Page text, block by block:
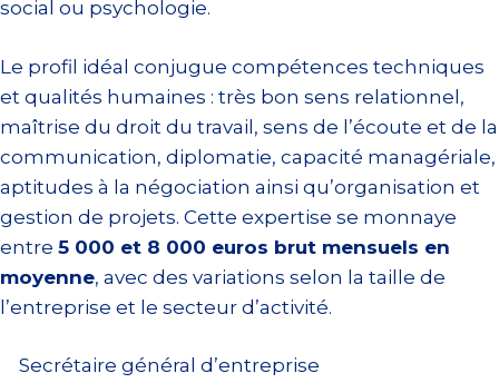
social ou psychologie.
Le profil idéal conjugue compétences techniques
et qualités humaines : très bon sens relationnel,
maîtrise du droit du travail, sens de l’écoute et de la
communication, diplomatie, capacité managériale,
aptitudes à la négociation ainsi qu’organisation et
gestion de projets. Cette expertise se monnaye
entre 5 000 et 8 000 euros brut mensuels en
moyenne, avec des variations selon la taille de
l’entreprise et le secteur d’activité.
Secrétaire général d’entreprise